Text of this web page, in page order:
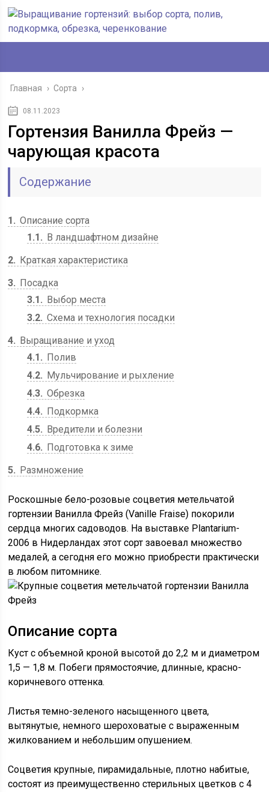
Главная › Сорта ›
08.11.2023
Гортензия Ванилла Фрейз —
чарующая красота
Содержание
1
Описание сорта
1.1
В ландшафтном дизайне
2
Краткая характеристика
3
Посадка
3.1
Выбор места
3.2 Схема и технология посадки
4
Выращивание и уход
4.1
Полив
4.2
Мульчирование и рыхление
4.3 Обрезка
4.4
Подкормка
4.5
Вредители и болезни
4.6
Подготовка к зиме
5
Размножение
Роскошные бело-розовые соцветия метельчатой
гортензии Ванилла Фрейз (Vanille Fraise) покорили
сердца многих садоводов. На выставке Plantarium-
2006 в Нидерландах этот сорт завоевал множество
медалей, а сегодня его можно приобрести практически
в любом питомнике.
Описание сорта
Куст с объемной кроной высотой до 2,2 м и диаметром
1,5 — 1,8 м. Побеги прямостоячие, длинные, красно-
коричневого оттенка.
Листья темно-зеленого насыщенного цвета,
вытянутые, немного шероховатые с выраженным
жилкованием и небольшим опушением.
Соцветия крупные, пирамидальные, плотно набитые,
состоят из преимущественно стерильных цветков с 4